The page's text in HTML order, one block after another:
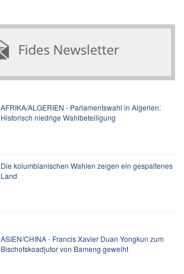
AFRIKA/ALGERIEN - Parlamentswahl in Algerien:
Historisch niedrige Wahlbeteiligung
Die kolumbianischen Wahlen zeigen ein gespaltenes
Land
ASIEN/CHINA - Francis Xavier Duan Yongkun zum
Bischofskoadjutor von Bameng geweiht